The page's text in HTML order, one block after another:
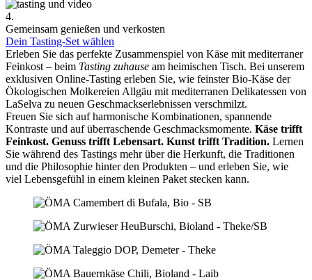
4.
Gemeinsam genießen und verkosten
Dein Tasting-Set wählen
Erleben Sie das perfekte Zusammenspiel von Käse mit mediterraner
Feinkost – beim Tasting zuhause am heimischen Tisch. Bei unserem
exklusiven Online-Tasting erleben Sie, wie feinster Bio-Käse der
Ökologischen Molkereien Allgäu mit mediterranen Delikatessen von
LaSelva zu neuen Geschmackserlebnissen verschmilzt.
Freuen Sie sich auf harmonische Kombinationen, spannende
Kontraste und auf überraschende Geschmacksmomente. Käse trifft
Feinkost. Genuss trifft Lebensart. Kunst trifft Tradition. Lernen
Sie während des Tastings mehr über die Herkunft, die Traditionen
und die Philosophie hinter den Produkten – und erleben Sie, wie
viel Lebensgefühl in einem kleinen Paket stecken kann.